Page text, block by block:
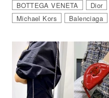
BOTTEGA VENETA
Dior
Michael Kors
Balenciaga